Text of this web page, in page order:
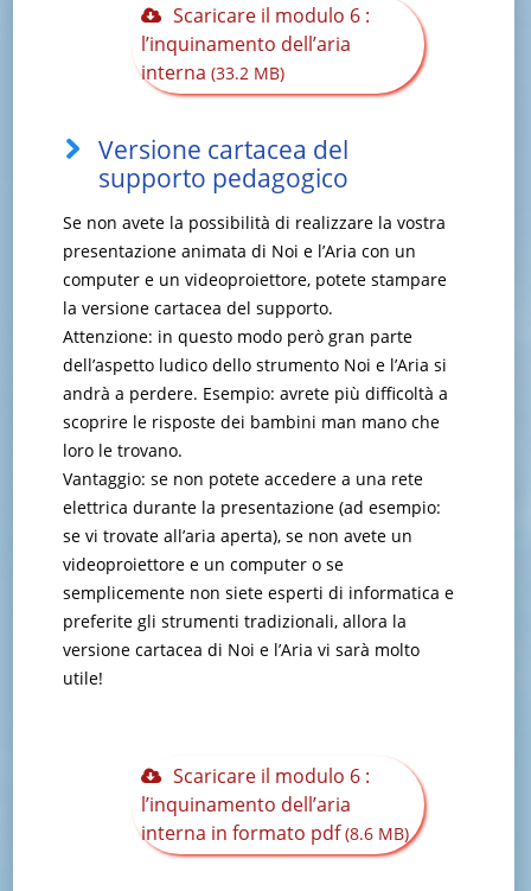
Scaricare il modulo 6 :
l’inquinamento dell’aria
interna(33.2 MB)
Versione cartacea del
supporto pedagogico
Se non avete la possibilità di realizzare la vostra
presentazione animata di Noi e l’Aria con un
computer e un videoproiettore, potete stampare
la versione cartacea del supporto.
Attenzione: in questo modo però gran parte
dell’aspetto ludico dello strumento Noi e l’Aria si
andrà a perdere. Esempio: avrete più difficoltà a
scoprire le risposte dei bambini man mano che
loro le trovano.
Vantaggio: se non potete accedere a una rete
elettrica durante la presentazione (ad esempio:
se vi trovate all’aria aperta), se non avete un
videoproiettore e un computer o se
semplicemente non siete esperti di informatica e
preferite gli strumenti tradizionali, allora la
versione cartacea di Noi e l’Aria vi sarà molto
utile!
Scaricare il modulo 6 :
l’inquinamento dell’aria
interna in formato pdf(8.6 MB)